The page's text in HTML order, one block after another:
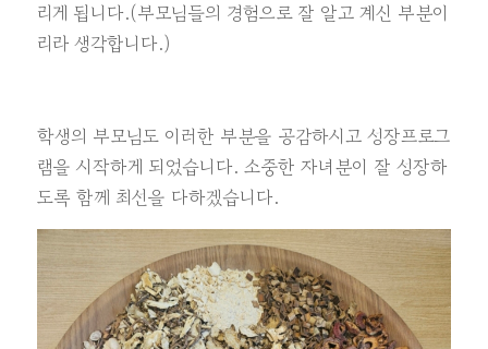
리게 됩니다.(부모님들의 경험으로 잘 알고 계신 부분이
리라 생각합니다.)
학생의 부모님도 이러한 부분을 공감하시고 성장프로그
램을 시작하게 되었습니다. 소중한 자녀분이 잘 성장하
도록 함께 최선을 다하겠습니다.